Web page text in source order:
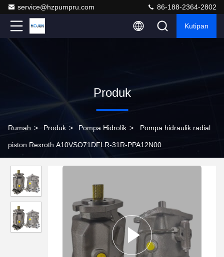
service@hzpumpru.com 86-188-2364-2802
Kutipan
Produk
Rumah > Produk > Pompa Hidrolik > Pompa hidraulik radial
piston Rexroth A10VSO71DFLR-31R-PPA12N00